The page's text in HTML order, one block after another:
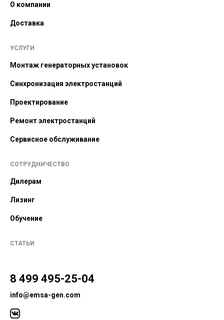
О компании
Доставка
УСЛУГИ
Монтаж генераторных установок
Синхронизация электростанций
Проектирование
Ремонт электростанций
Сервисное обслуживание
СОТРУДНИЧЕСТВО
Дилерам
Лизинг
Обучение
СТАТЬИ
8 499 495-25-04
info@emsa-gen.com